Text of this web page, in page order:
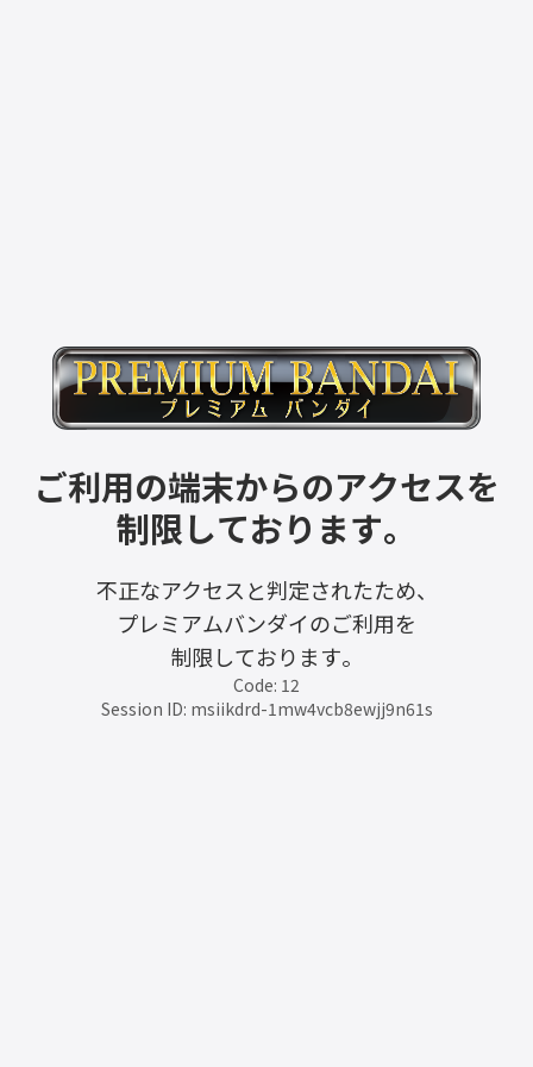
ご利用の端末からのアクセスを
制限しております。
不正なアクセスと判定されたため、
プレミアムバンダイのご利用を
制限しております。
Code: 12
Session ID: msiikdrd-1mw4vcb8ewjj9n61s